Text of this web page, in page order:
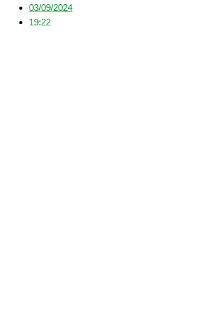
03/09/2024
19:22